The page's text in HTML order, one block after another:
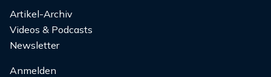
Artikel-Archiv
Videos & Podcasts
Newsletter
Anmelden